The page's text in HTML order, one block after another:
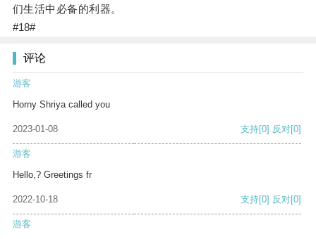
们生活中必备的利器。
#18#
评论
游客
Horny Shriya called you
2023-01-08 支持[0] 反对[0]
游客
Hello,? Greetings fr
2022-10-18 支持[0] 反对[0]
游客